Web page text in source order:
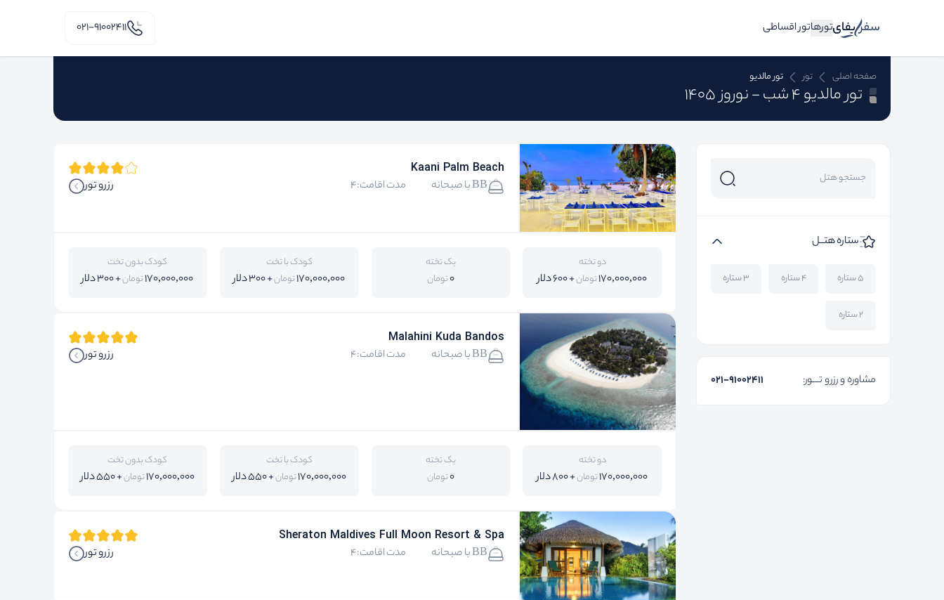
تورهاتور اقساطی ۰۲۱-91002411
صفحه اصلی تور تور مالدیو
تور مالدیو 4 شب - نوروز 1405
ستاره هتــل
۵ ستاره ۴ ستاره ۳ ستاره
۲ ستاره
مشاوره و رزرو تـــور: ۰۲۱-91002411
Kaani Palm Beach
BB با صبحانه مدت اقامت:4 رزرو تور
دو تخته
170,000,000تومان+ 600 دلار
یک تخته
0تومان
کودک با تخت
170,000,000تومان+ 300 دلار
کودک بدون تخت
170,000,000تومان+ 300 دلار
Malahini Kuda Bandos
BB با صبحانه مدت اقامت:4 رزرو تور
دو تخته
170,000,000تومان+ 800 دلار
یک تخته
0تومان
کودک با تخت
170,000,000تومان+ 550 دلار
کودک بدون تخت
170,000,000تومان+ 550 دلار
Sheraton Maldives Full Moon Resort & Spa
BB با صبحانه مدت اقامت:4 رزرو تور